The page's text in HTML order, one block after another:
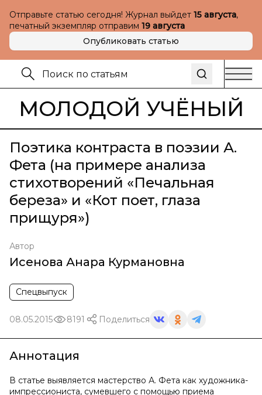
Отправьте статью сегодня! Журнал выйдет 15 августа,
печатный экземпляр отправим 19 августа
Опубликовать статью
МОЛОДОЙ УЧЁНЫЙ
Поэтика контраста в поэзии А.
Фета (на примере анализа
стихотворений «Печальная
береза» и «Кот поет, глаза
прищуря»)
Автор
Исенова Анара Курмановна
Спецвыпуск
08.05.2015 8191 Поделиться
Аннотация
В статье выявляется мастерство А. Фета как художника-
импрессиониста, сумевшего с помощью приема